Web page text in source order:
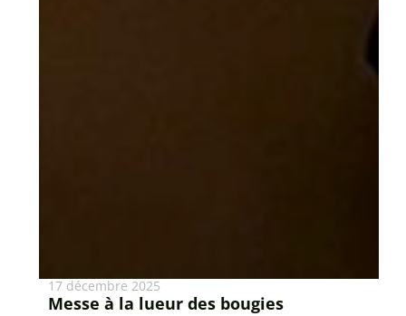
17 décembre 2025
Messe à la lueur des bougies